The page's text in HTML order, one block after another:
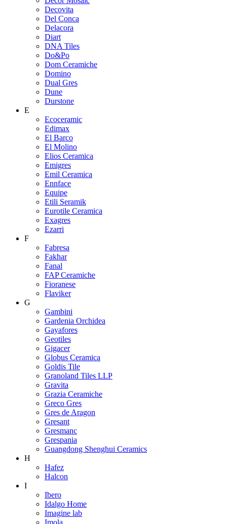
Decovita
Del Conca
Delacora
Diart
DNA Tiles
Do&Po
Dom Ceramiche
Domino
Dual Gres
Dune
Durstone
E
Ecoceramic
Edimax
El Barco
El Molino
Elios Ceramica
Emigres
Emil Ceramica
Ennface
Equipe
Etili Seramik
Eurotile Ceramica
Exagres
Ezarri
F
Fabresa
Fakhar
Fanal
FAP Ceramiche
Fioranese
Flaviker
G
Gambini
Gardenia Orchidea
Gayafores
Geotiles
Gigacer
Globus Ceramica
Goldis Tile
Granoland Tiles LLP
Gravita
Grazia Ceramiche
Greco Gres
Gres de Aragon
Gresant
Gresmanc
Grespania
Guangdong Shenghui Ceramics
H
Hafez
Halcon
I
Ibero
Idalgo Home
Imagine lab
Imola